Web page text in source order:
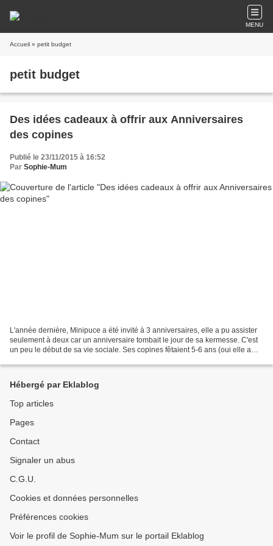
MENU
Accueil » petit budget
petit budget
Des idées cadeaux à offrir aux Anniversaires
des copines
Publié le 23/11/2015 à 16:52
Par Sophie-Mum
L'année dernière, Minipuce a été invité à 3 anniversaires, elle a pu assister
seulement à deux car un anniversaire tombait le jour de sa kermesse. C'est
un peu le début de sa vie sociale. Ses copines fêtaient 5-6 ans (oui elle a
Hébergé par Eklablog
Top articles
Pages
Contact
Signaler un abus
C.G.U.
Cookies et données personnelles
Préférences cookies
Voir le profil de Sophie-Mum sur le portail Eklablog